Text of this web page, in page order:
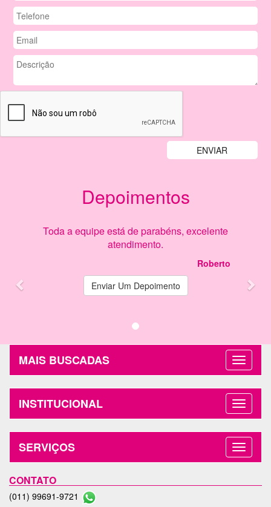
Depoimentos
Toda a equipe está de parabéns, excelente
atendimento.
Roberto
Enviar Um Depoimento
MAIS BUSCADAS
INSTITUCIONAL
SERVIÇOS
CONTATO
(011) 99691-9721